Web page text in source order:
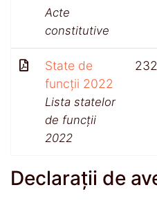
Acte
constitutive
State de
funcții 2022
Lista statelor
de funcții
2022
Declarații de